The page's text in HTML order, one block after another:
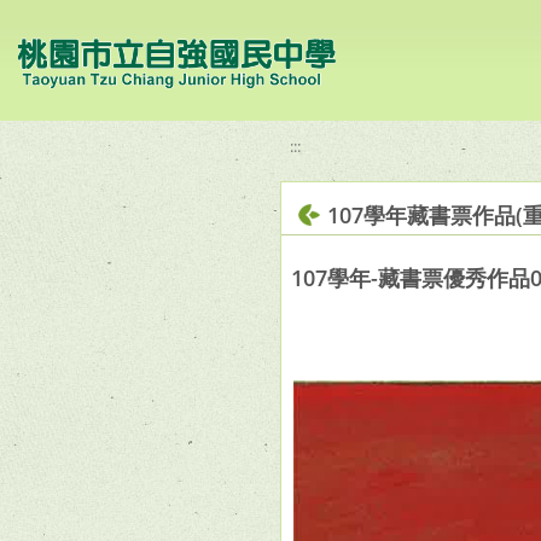
:::
107學年藏書票作品(
107學年-藏書票優秀作品